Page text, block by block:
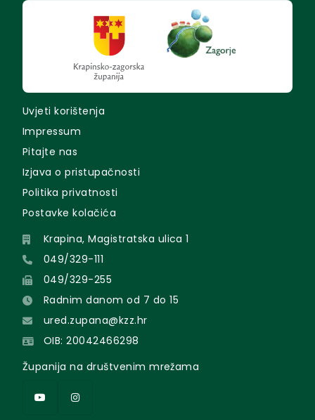
Uvjeti korištenja
Impressum
Pitajte nas
Izjava o pristupačnosti
Politika privatnosti
Postavke kolačića
Krapina, Magistratska ulica 1
049/329-111
049/329-255
Radnim danom od 7 do 15
ured.zupana@kzz.hr
OIB: 20042466298
Županija na društvenim mrežama